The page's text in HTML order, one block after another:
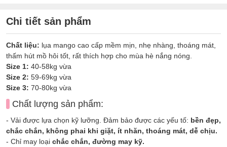
Chi tiết sản phẩm
Chất liệu: lụa mango cao cấp mềm mịn, nhẹ nhàng, thoáng mát,
thấm hút mồ hôi tốt, rất thích hợp cho mùa hè nắng nóng.
Size 1: 40-58kg vừa
Size 2: 59-69kg vừa
Size 3: 70-80kg vừa
Chất lượng sản phẩm:
- Vải được lựa chọn kỹ lưỡng. Đảm bảo được các yếu tố: bền đẹp,
chắc chắn, không phai khi giặt, ít nhăn, thoáng mát, dễ chịu.
- Chỉ may loại chắc chắn, đường may kỹ.